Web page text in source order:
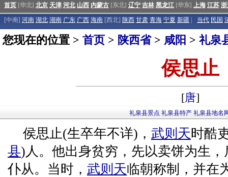
首页 [华北] 北京 天津 河北 山西 内蒙古 [东北] 辽宁 吉林 黑龙江 [华东] 上海 江苏
[中南] 河南 湖北 湖南 广东 广西 海南 [西北] 陕西 甘肃 青海 宁夏 新疆 当代 民国
您现在的位置 > 首页 > 陕西省> 咸阳 > 礼泉
侯思止
[唐]
礼泉县景点 礼泉县特产 礼泉县地名
侯思止(生卒年不详)， 武则天时酷
县)人。他出身贫穷，先以卖饼为生
仆从。当时， 武则天临朝称制，并在